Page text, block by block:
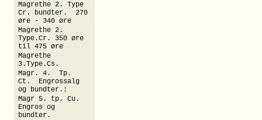
Magrethe 2. Type
Cr. bundter. 270
øre - 340 øre
Magrethe 2.
Type.Cr. 350 øre
til 475 øre
Magrethe
3.Type.Cs.
Magr. 4. Tp.
Ct. Engrossalg
og bundter.:
Magr 5. tp. Cu.
Engros og
bundter.